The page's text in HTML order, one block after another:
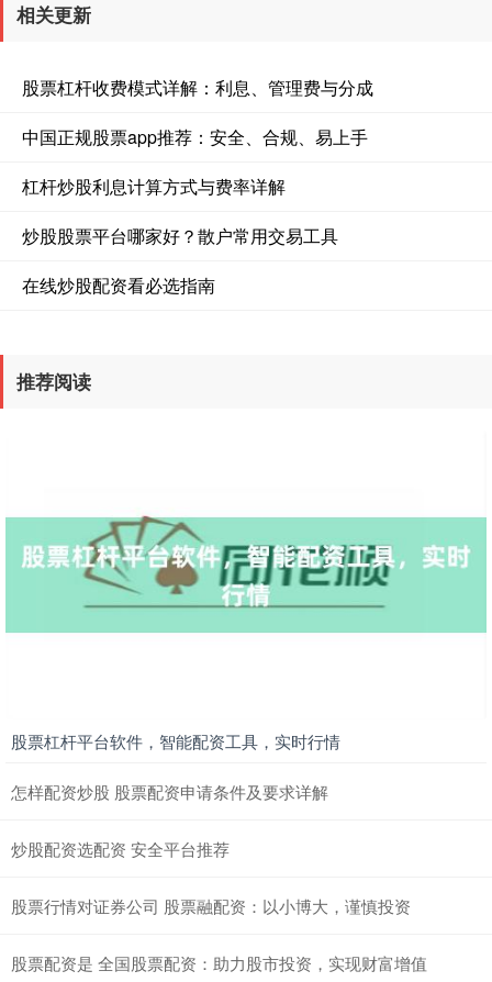
相关更新
股票杠杆收费模式详解：利息、管理费与分成
中国正规股票app推荐：安全、合规、易上手
杠杆炒股利息计算方式与费率详解
炒股股票平台哪家好？散户常用交易工具
在线炒股配资看必选指南
推荐阅读
股票杠杆平台软件，智能配资工具，实时行情
怎样配资炒股 股票配资申请条件及要求详解
炒股配资选配资 安全平台推荐
股票行情对证券公司 股票融配资：以小博大，谨慎投资
股票配资是 全国股票配资：助力股市投资，实现财富增值